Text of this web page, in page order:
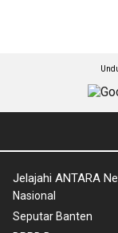
Jelajahi ANTARA
Nasional
Seputar Banten